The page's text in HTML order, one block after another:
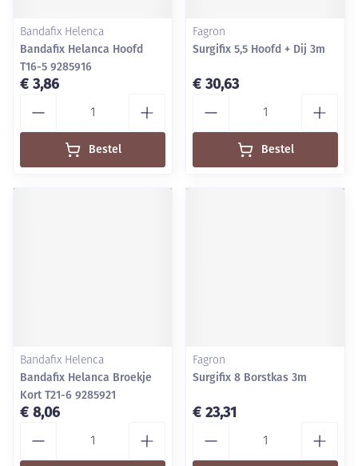
Bandafix Helenca
Bandafix Helanca Hoofd
T16-5 9285916
€ 3,86
Bestel
Fagron
Surgifix 5,5 Hoofd + Dij 3m
€ 30,63
Bestel
Bandafix Helenca
Bandafix Helanca Broekje
Kort T21-6 9285921
€ 8,06
Fagron
Surgifix 8 Borstkas 3m
€ 23,31